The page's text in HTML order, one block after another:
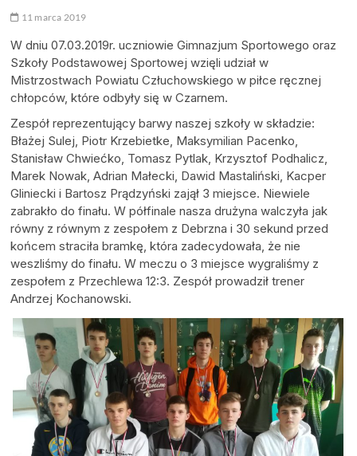
11 marca 2019
W dniu 07.03.2019r. uczniowie Gimnazjum Sportowego oraz
Szkoły Podstawowej Sportowej wzięli udział w
Mistrzostwach Powiatu Człuchowskiego w piłce ręcznej
chłopców, które odbyły się w Czarnem.
Zespół reprezentujący barwy naszej szkoły w składzie:
Błażej Sulej, Piotr Krzebietke, Maksymilian Pacenko,
Stanisław Chwiećko, Tomasz Pytlak, Krzysztof Podhalicz,
Marek Nowak, Adrian Małecki, Dawid Mastaliński, Kacper
Gliniecki i Bartosz Prądzyński zajął 3 miejsce. Niewiele
zabrakło do finału. W półfinale nasza drużyna walczyła jak
równy z równym z zespołem z Debrzna i 30 sekund przed
końcem straciła bramkę, która zadecydowała, że nie
weszliśmy do finału. W meczu o 3 miejsce wygraliśmy z
zespołem z Przechlewa 12:3. Zespół prowadził trener
Andrzej Kochanowski.